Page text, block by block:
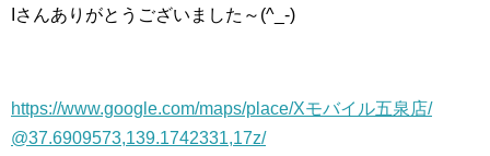
Iさんありがとうございました～(^_-)
https://www.google.com/maps/place/Xモバイル五泉店/
@37.6909573,139.1742331,17z/